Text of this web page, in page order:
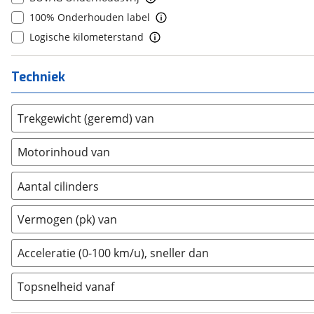
Cadillac (1)
Casalini (0)
Changan (1)
Chatenet
Chevrolet (4)
Chrysler (0)
Citroën (353)
Cupra (160)
Dacia (120)
Daewoo (0)
0
Daimler (0)
DFSK (0)
Dodge (62)
Dongfeng (0)
Donkervoort (0)
9 (0)
10+ (0)
100% Onderhouden label
Logische kilometerstand
Techniek
Trekgewicht (geremd) van
Motorinhoud van
Aantal cilinders
2 (0)
3 )
5 (0)
6 (0)
Vermogen (pk) van
Acceleratie (0-100 km/u), sneller dan
Topsnelheid vanaf